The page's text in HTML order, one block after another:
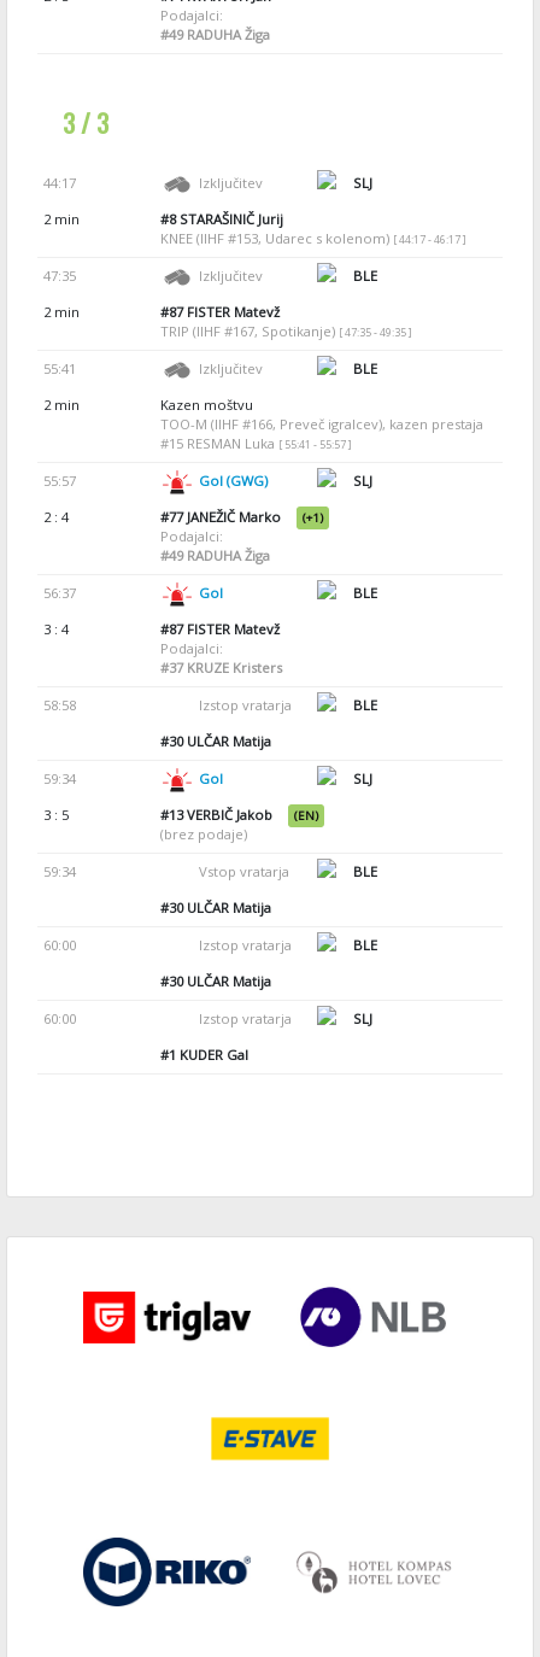
Podajalci:
#49RADUHA Žiga
3 / 3
44:17 Izključitev
SLJ
2 min
#8STARAŠINIČ Jurij
KNEE (IIHF #153, Udarec s kolenom) [ 44:17 - 46:17 ]
47:35 Izključitev
BLE
2 min
#87FISTER Matevž
TRIP (IIHF #167, Spotikanje) [ 47:35 - 49:35 ]
55:41 Izključitev
BLE
2 min
Kazen moštvu
TOO-M (IIHF #166, Preveč igralcev), kazen prestaja
#15 RESMAN Luka [ 55:41 - 55:57 ]
55:57 Gol (GWG)
SLJ
2 : 4
#77JANEŽIČ Marko (+1)
Podajalci:
#49RADUHA Žiga
56:37 Gol
BLE
3 : 4
#87FISTER Matevž
Podajalci:
#37KRUZE Kristers
58:58 Izstop vratarja
BLE
#30ULČAR Matija
59:34 Gol
SLJ
3 : 5
#13VERBIČ Jakob (EN)
(brez podaje)
59:34 Vstop vratarja
BLE
#30ULČAR Matija
60:00 Izstop vratarja
BLE
#30ULČAR Matija
60:00 Izstop vratarja
SLJ
#1 KUDER Gal